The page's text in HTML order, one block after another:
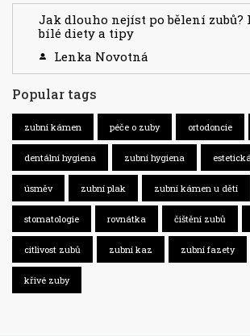
Jak dlouho nejíst po bělení zubů?
bílé diety a tipy
Lenka Novotná
Popular tags
zubní kámen péče o zuby ortodoncie
dentální hygiena zubní hygiena
úsměv zubní plak zubní kámen u dětí
stomatologie rovnátka čištění zubů
citlivost zubů zubní kaz zubní fazety
křivé zuby